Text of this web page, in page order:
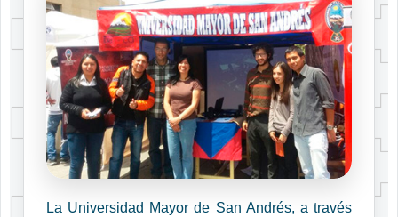
La Universidad Mayor de San Andrés, a través